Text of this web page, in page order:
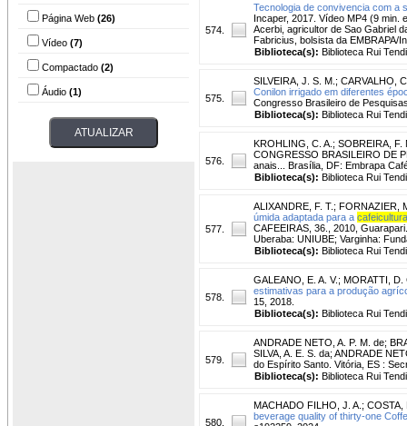
Página Web (26)
Vídeo (7)
Compactado (2)
Áudio (1)
574.
Tecnologia de convivencia com a
Incaper, 2017. Vídeo MP4 (9 min.
Acerbi, agricultor de Sao Gabriel
Fabricius, bolsista da EMBRAPA/
Biblioteca(s): Biblioteca Rui
575.
SILVEIRA, J. S. M. ; CARVALHO,
Conilon irrigado em diferentes
Congresso Brasileiro de
Biblioteca(s): Biblioteca Rui
576.
KROHLING, C. A. ; SOBREIRA, F.
CONGRESSO BRASILEIRO DE
anais... Brasília, DF: Embrapa
Biblioteca(s): Biblioteca Rui
577.
ALIXANDRE, F. T. ; FORNAZIER,
úmida adaptada para a cafeicultura
CAFEEIRAS, 36., 2010,
Uberaba: UNIUBE; Varginha:
Biblioteca(s): Biblioteca Rui
578.
GALEANO, E. A. V.; MORATTI, D.
estimativas para a produção
15, 2018.
Biblioteca(s): Biblioteca Rui
579.
ANDRADE NETO, A. P. M. de;
SILVA, A. E. S. da; ANDRADE
do Espírito Santo. Vitória, ES :
Biblioteca(s): Biblioteca Rui
580.
MACHADO FILHO, J. A. ; COSTA,
beverage quality of thirty-one